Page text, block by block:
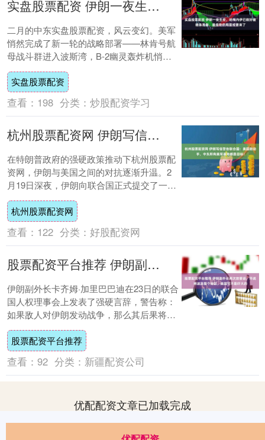
实盘股票配资 伊朗一夜生变，哈梅内伊已做好被暗杀准备，最危险的局面或要来了
二月的中东实盘股票配资，风云变幻。美军
悄然完成了新一轮的战略部署——林肯号航
母战斗群进入波斯湾，B-2幽灵轰炸机悄然
驻扎在卡塔尔的乌代德空军基地，五角大楼
的作战....
实盘股票配资
查看： 198 分类： 炒股配资学习
杭州股票配资网 伊朗写信警告联合国：美国敢动手，中东所有美军基地都是目标！
在特朗普政府的强硬政策推动下杭州股票配
资网，伊朗与美国之间的对抗逐渐升温。2
月19日深夜，伊朗向联合国正式提交了一封
抗议信，严厉批评特朗普总统对伊朗的军事
威胁，....
杭州股票配资网
查看： 122 分类： 好股配资网
股票配资平台推荐 伊朗副外长再次放狠话，开战将波及整个地区，美国可不是吓大的
伊朗副外长卡齐姆·加里巴巴迪在23日的联合
国人权理事会上发表了强硬言辞，警告称：
如果敌人对伊朗发动战争，那么其后果将不
会局限于冲突当事方，而是将波及整个地
区。他....
股票配资平台推荐
查看： 92 分类： 新疆配资公司
优配配资文章已加载完成